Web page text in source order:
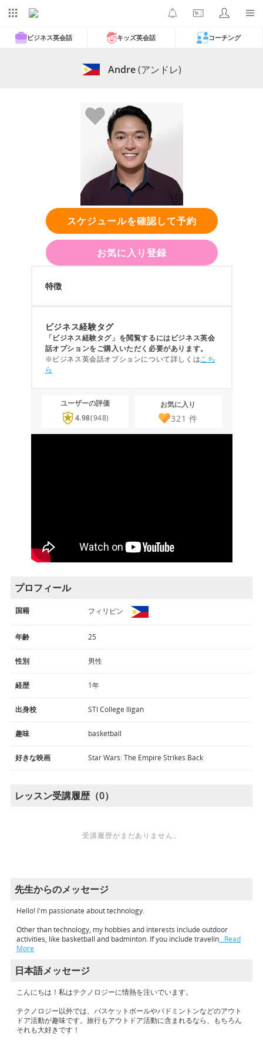
ビジネス英会話 キッズ英会話 コーチング
Andre(アンドレ)
スケジュールを確認して予約
お気に入り登録
特徴
ビジネス経験タグ
「ビジネス経験タグ」を閲覧するにはビジネス英会
話オプションをご購入いただく必要があります。
※ビジネス英会話オプションについて詳しくはこち
ら
ユーザーの評価
4.98(948)
お気に入り
321 件
プロフィール
国籍 フィリピン
年齢 25
性別 男性
経歴 1年
出身校 STI College Iligan
趣味 basketball
好きな映画 Star Wars: The Empire Strikes Back
レッスン受講履歴（0）
受講履歴がまだありません。
先生からのメッセージ
Hello! I'm passionate about technology.
Other than technology, my hobbies and interests include outdoor
activities, like basketball and badminton. If you include travelin…Read
More
日本語メッセージ
こんにちは！私はテクノロジーに情熱を注いでいます。
テクノロジー以外では、バスケットボールやバドミントンなどのアウト
ドア活動が趣味です。旅行もアウトドア活動に含まれるなら、もちろん
それも大好きです！